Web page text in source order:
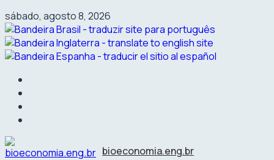
sábado, agosto 8, 2026
bioeconomia.eng.br